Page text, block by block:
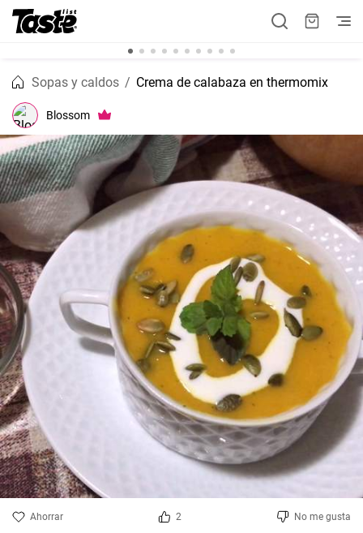
Sopas y caldos Crema de calabaza en thermomix
Blossom
Ahorrar 2 No me gusta